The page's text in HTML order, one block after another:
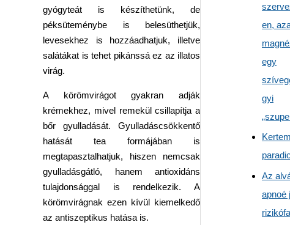
gyógyteát is készíthetünk, de
péksüteménybe is belesüthetjük,
levesekhez is hozzáadhatjuk, illetve
salátákat is tehet pikánssá ez az illatos
virág.
A körömvirágot gyakran adják
krémekhez, mivel remekül csillapítja a
bőr gyulladását. Gyulladáscsökkentő
hatását tea formájában is
megtapasztalhatjuk, hiszen nemcsak
gyulladásgátló, hanem antioxidáns
tulajdonsággal is rendelkezik. A
körömvirágnak ezen kívül kiemelkedő
az antiszeptikus hatása is.
en,
egy
gyi
Az
apnoé